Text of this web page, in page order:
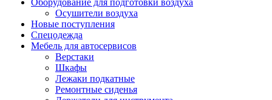
Оборудование для подготовки воздуха
Осушители воздуха
Новые поступления
Спецодежда
Мебель для автосервисов
Верстаки
Шкафы
Лежаки подкатные
Ремонтные сиденья